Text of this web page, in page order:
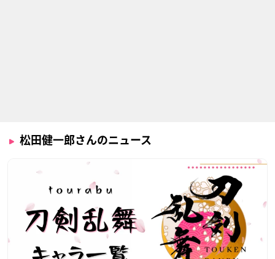
マーベル フューチ
ャー・アベンジャー
クロックワーク・プ
ラネット
侍霊演武 SOUL BU
STER
松田健一郎さんのニュース